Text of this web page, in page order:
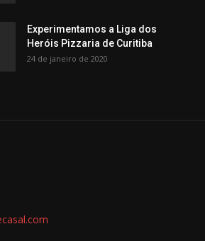
Experimentamos a Liga dos
Heróis Pizzaria de Curitiba
24 de janeiro de 2020